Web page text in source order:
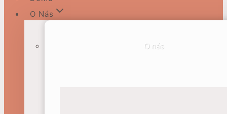
O Nás
O nás